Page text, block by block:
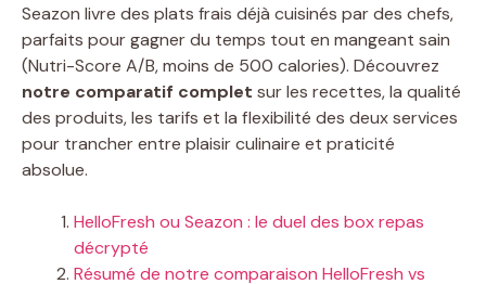
Seazon livre des plats frais déjà cuisinés par des chefs,
parfaits pour gagner du temps tout en mangeant sain
(Nutri-Score A/B, moins de 500 calories). Découvrez
notre comparatif complet sur les recettes, la qualité
des produits, les tarifs et la flexibilité des deux services
pour trancher entre plaisir culinaire et praticité
absolue.
HelloFresh ou Seazon : le duel des box repas
décrypté
Résumé de notre comparaison HelloFresh vs